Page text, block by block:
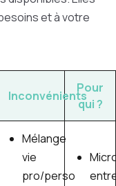
et à votre
Inconvénients
Pour
qui ?
Mélange
vie
pro/perso